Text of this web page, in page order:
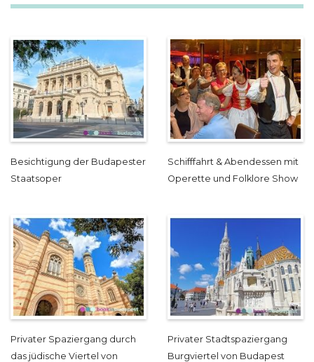
Besichtigung der Budapester
Staatsoper
Schifffahrt & Abendessen mit
Operette und Folklore Show
Privater Spaziergang durch
das jüdische Viertel von
Privater Stadtspaziergang
Burgviertel von Budapest